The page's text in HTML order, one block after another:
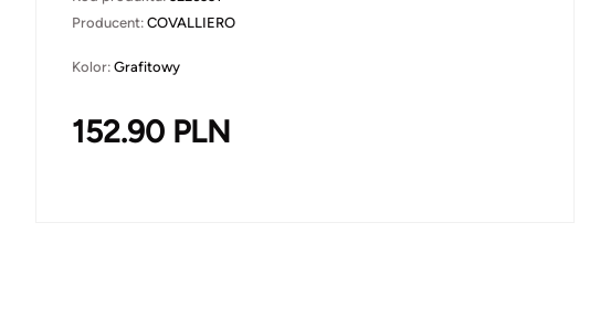
Producent: COVALLIERO
Kolor: Grafitowy
152.90 PLN